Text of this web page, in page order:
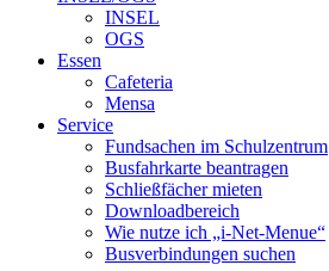
INSEL
OGS
Essen
Cafeteria
Mensa
Service
Fundsachen im Schulzentrum
Busfahrkarte beantragen
Schließfächer mieten
Downloadbereich
Wie nutze ich „i-Net-Menue“
Busverbindungen suchen